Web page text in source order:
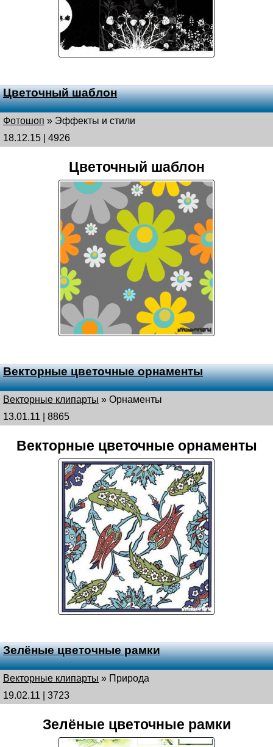
Цветочный шаблон
Фотошоп » Эффекты и стили
18.12.15 | 4926
Цветочный шаблон
Векторные цветочные орнаменты
Векторные клипарты » Орнаменты
13.01.11 | 8865
Векторные цветочные орнаменты
Зелёные цветочные рамки
Векторные клипарты » Природа
19.02.11 | 3723
Зелёные цветочные рамки